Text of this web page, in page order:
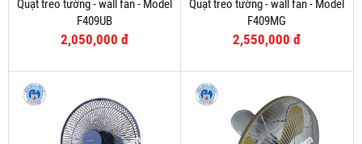
Quạt treo tường - wall fan - Model
F409UB
2,050,000 đ
Quạt treo tường - wall fan - Model
F409MG
2,550,000 đ